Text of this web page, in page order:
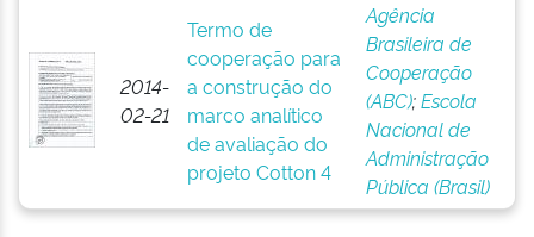
2014-
02-21
Termo de
cooperação para
a construção do
marco analítico
de avaliação do
projeto Cotton 4
Agência
Brasileira de
Cooperação
(ABC);Escola
Nacional de
Administração
Pública (Brasil)